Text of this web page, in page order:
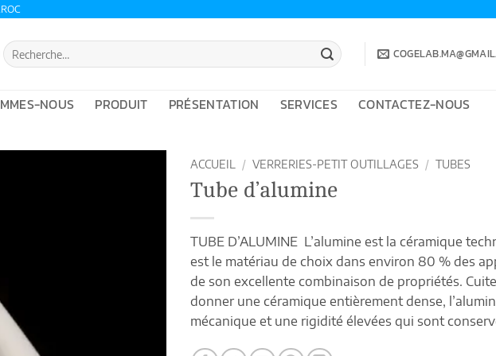
Recherche
pour :
NOUS PRODUIT PRÉSENTATION SERVICES CONTACTEZ-NOUS
ACCUEIL / VERRERIES-PETIT OUTILLAGES / TUBES
Tube d’alumine
TUBE D’ALUMINE L’alumine est la céramique
est le matériau de choix dans environ 80 % des
de son excellente combinaison de propriétés.
donner une céramique entièrement dense,
mécanique et une rigidité élevées qui sont